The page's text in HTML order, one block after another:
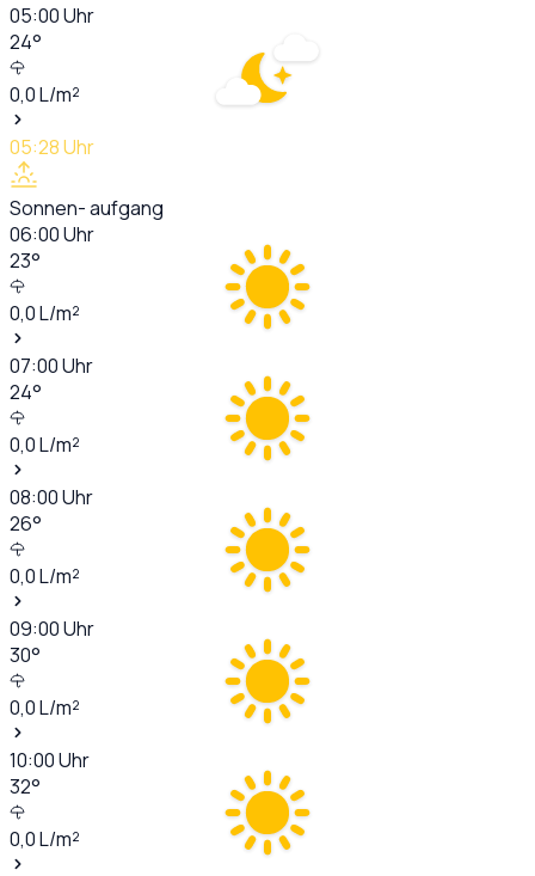
05:00Uhr
24°
0,0L/m²
05:28Uhr
Sonnen- aufgang
06:00Uhr
23°
0,0L/m²
07:00Uhr
24°
0,0L/m²
08:00Uhr
26°
0,0L/m²
09:00Uhr
30°
0,0L/m²
10:00Uhr
32°
0,0L/m²